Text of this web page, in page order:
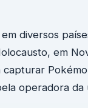
diversos
em
capturar
operadora da